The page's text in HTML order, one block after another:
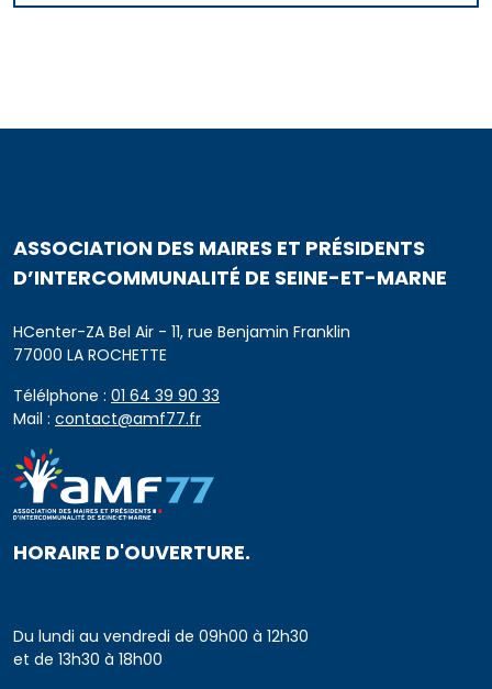
ASSOCIATION DES MAIRES ET PRÉSIDENTS
D’INTERCOMMUNALITÉ DE SEINE-ET-MARNE
HCenter-ZA Bel Air - 11, rue Benjamin Franklin
77000 LA ROCHETTE
Télélphone : 01 64 39 90 33
Mail : contact@amf77.fr
HORAIRE D'OUVERTURE.
Du lundi au vendredi de 09h00 à 12h30
et de 13h30 à 18h00